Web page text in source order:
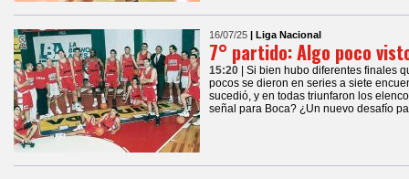
16/07/25 | Liga Nacional
7° partido: Algo poco
15:20
| Si bien hubo diferentes finales
pocos se dieron en series a siete
sucedió, y en todas triunfaron los
señal para Boca? ¿Un nuevo desafío